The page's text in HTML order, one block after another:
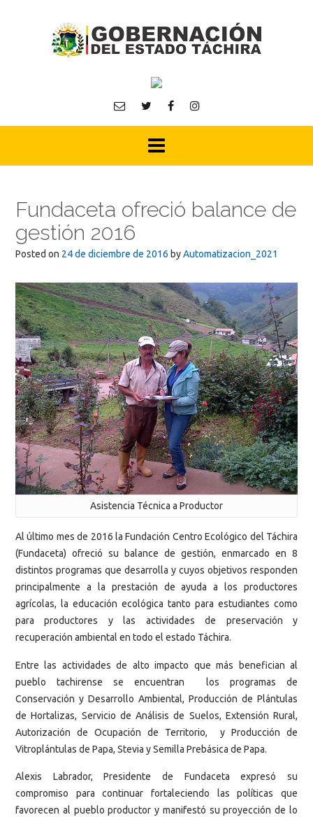
Fundaceta ofreció balance de
gestión 2016
Posted on 24 de diciembre de 2016 byAutomatizacion_2021
Asistencia Técnica a Productor
Al último mes de 2016 la Fundación Centro Ecológico del Táchira
(Fundaceta) ofreció su balance de gestión, enmarcado en 8
distintos programas que desarrolla y cuyos objetivos responden
principalmente a la prestación de ayuda a los productores
agrícolas, la educación ecológica tanto para estudiantes como
para productores y las actividades de preservación y
recuperación ambiental en todo el estado Táchira.
Entre las actividades de alto impacto que más benefician al
pueblo tachirense se encuentran los programas de
Conservación y Desarrollo Ambiental, Producción de Plántulas
de Hortalizas, Servicio de Análisis de Suelos, Extensión Rural,
Autorización de Ocupación de Territorio, y Producción de
Vitroplántulas de Papa, Stevia y Semilla Prebásica de Papa.
Alexis Labrador, Presidente de Fundaceta expresó su
compromiso para continuar fortaleciendo las políticas que
favorecen al pueblo productor y manifestó su proyección de lo